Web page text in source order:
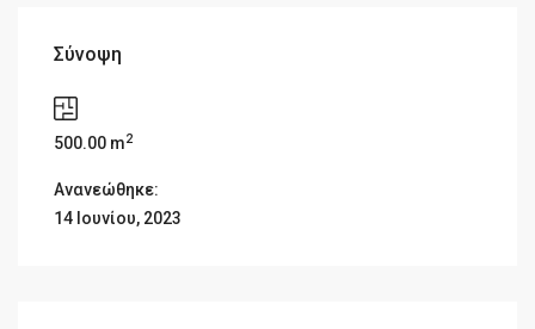
Σύνοψη
500.00 m2
Ανανεώθηκε:
14 Ιουνίου, 2023